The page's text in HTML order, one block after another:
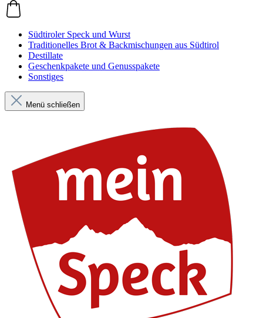
Südtiroler Speck und Wurst
Traditionelles Brot & Backmischungen aus Südtirol
Destillate
Geschenkpakete und Genusspakete
Sonstiges
Menü schließen